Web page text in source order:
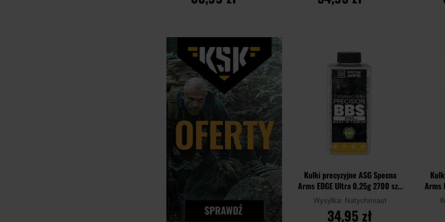
Porównaj
Kulki precyzyjne ASG Specna
Arms EDGE Ultra 0,25g 2700 szt.
- Białe
Wysyłka: Natychmiast
34,95 zł
Arms